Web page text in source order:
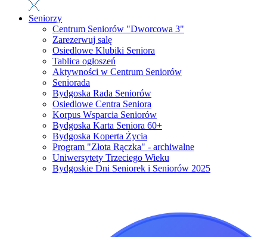
Seniorzy
Centrum Seniorów "Dworcowa 3"
Zarezerwuj salę
Osiedlowe Klubiki Seniora
Tablica ogłoszeń
Aktywności w Centrum Seniorów
Seniorada
Bydgoska Rada Seniorów
Osiedlowe Centra Seniora
Korpus Wsparcia Seniorów
Bydgoska Karta Seniora 60+
Bydgoska Koperta Życia
Program "Złota Rączka" - archiwalne
Uniwersytety Trzeciego Wieku
Bydgoskie Dni Seniorek i Seniorów 2025